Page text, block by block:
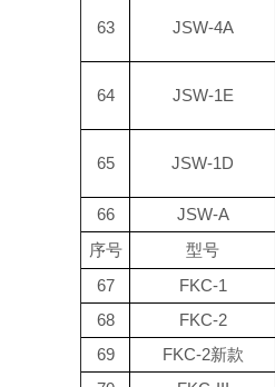
63 JSW-4A
64 JSW-1E
65 JSW-1D
66 JSW-A
序号
型号
67
FKC-1
68
FKC-2
69
FKC-2新款